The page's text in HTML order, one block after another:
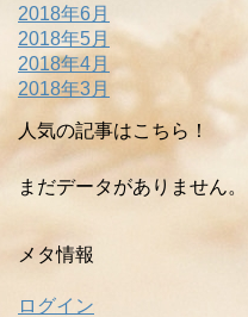
2018年6月
2018年5月
2018年4月
2018年3月
人気の記事はこちら！
まだデータがありません。
メタ情報
ログイン